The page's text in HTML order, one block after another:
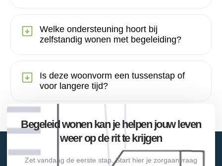
Welke ondersteuning hoort bij
zelfstandig wonen met begeleiding?
Is deze woonvorm een tussenstap of
voor langere tijd?
Begeleid wonen kan je helpen jouw leven
weer op de rit te krijgen
Zet vandaag de eerste stap. Start hier je zorgaanvraag